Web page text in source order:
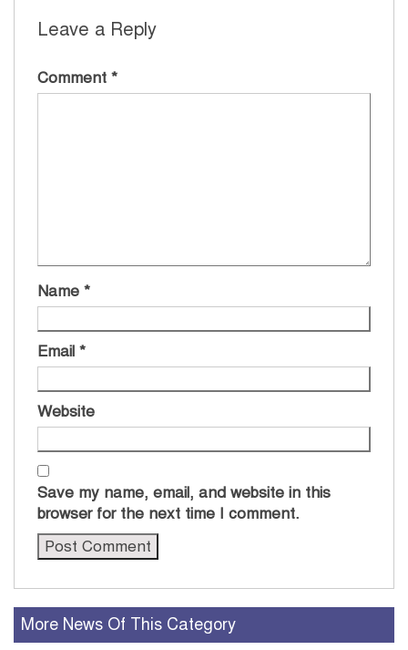
Leave a Reply
Comment *
Name *
Email *
Website
Save my name, email, and website in this
browser for the next time I comment.
More News Of This Category